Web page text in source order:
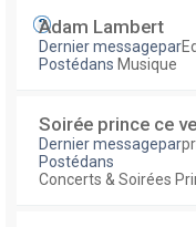
Adam Lambert
Dernier messagepar
Postédans Musique
Soirée prince ce
Dernier messagepar
Postédans
Concerts & Soirées